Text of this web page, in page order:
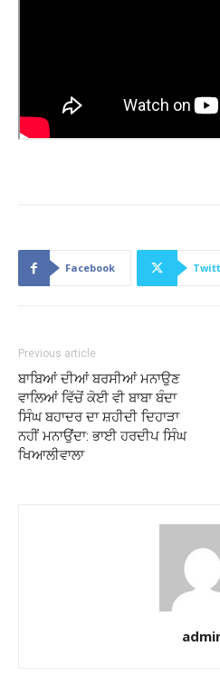
Facebook
Previous article
ਬਾਬਿਆਂ ਦੀਆਂ ਬਰਸੀਆਂ ਮਨਾਉਣ
ਵਾਲਿਆਂ ਵਿੱਚੋਂ ਕੋਈ ਵੀ ਬਾਬਾ ਬੰਦਾ
ਸਿੰਘ ਬਹਾਦਰ ਦਾ ਸ਼ਹੀਦੀ ਦਿਹਾੜਾ
ਨਹੀਂ ਮਨਾਉਂਦਾ: ਭਾਈ ਹਰਦੀਪ ਸਿੰਘ
ਖਿਆਲੀਵਾਲਾ